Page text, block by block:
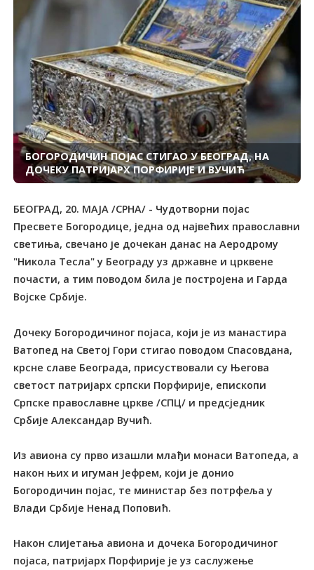
БОГОРОДИЧИН ПОЈАС СТИГАО У БЕОГРАД, НА
ДОЧЕКУ ПАТРИЈАРХ ПОРФИРИЈЕ И ВУЧИЋ
БЕОГРАД, 20. МАЈА /СРНА/ - Чудотворни појас
Пресвете Богородице, једна од највећих православни
светиња, свечано је дочекан данас на Аеродрому
"Никола Тесла" у Београду уз државне и црквене
почасти, а тим поводом била је постројена и Гарда
Војске Србије.
Дочеку Богородичиног појаса, који је из манастира
Ватопед на Светој Гори стигао поводом Спасовдана,
крсне славе Београда, присуствовали су Његова
светост патријарх српски Порфирије, епископи
Српске православне цркве /СПЦ/ и предсједник
Србије Александар Вучић.
Из авиона су прво изашли млађи монаси Ватопеда, а
након њих и игуман Јефрем, који је донио
Богородичин појас, те министар без потрфеља у
Влади Србије Ненад Поповић.
Након слијетања авиона и дочека Богородичиног
појаса, патријарх Порфирије је уз саслужење